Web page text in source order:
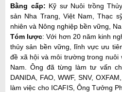
Bằng cấp: Kỹ sư Nuôi trồng
sản Nha Trang, Việt Nam, Thạc
nhiên và Nông nghiệp bền vững, Na
Tóm lược: Với hơn 20 năm kinh
thủy sản bền vững, lĩnh vực ưu
đề xã hội và môi trường trong nuôi
Nam. Ông đã từng làm tư vấn
DANIDA, FAO, WWF, SNV,
làm việc cho ICAFIS, Ông Tưởng